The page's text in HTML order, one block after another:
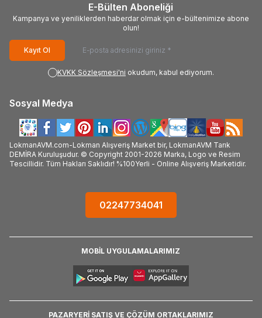
E-Bülten Aboneliği
Kampanya ve yeniliklerden haberdar olmak için e-bültenimize abone
olun!
Kayıt Ol
KVKK Sözleşmesi'ni okudum, kabul ediyorum.
Sosyal Medya
LokmanAVM.com-Lokman Alışveriş Market bir, LokmanAVM Tarık
DEMİRA Kuruluşudur. © Copyright 2001-2026 Marka, Logo ve Resim
Tescillidir. Tüm Hakları Saklıdır! %100Yerli - Online Alışveriş Marketidir.
02247734041
MOBİL UYGULAMALARIMIZ
PAZARYERİ SATIŞ VE ÇÖZÜM ORTAKLARIMIZ